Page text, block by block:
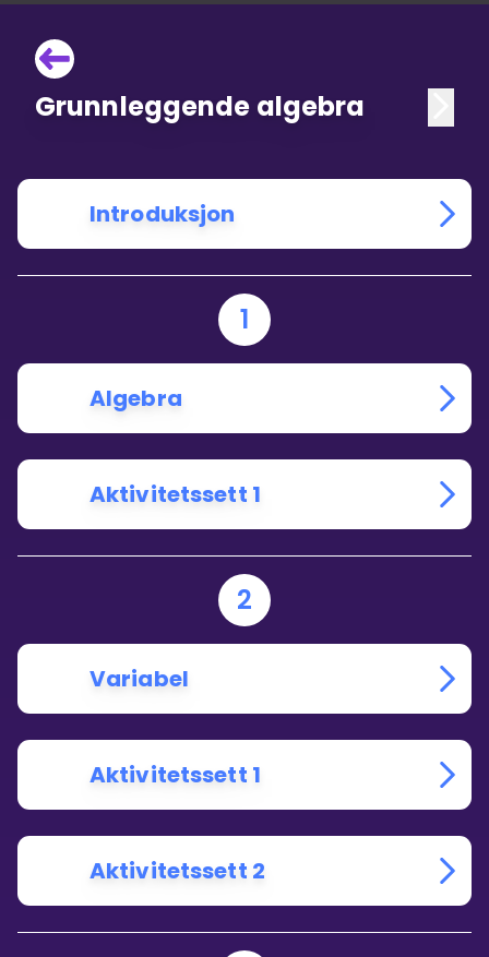
Grunnleggende algebra
Introduksjon
1
Algebra
Aktivitetssett 1
2
Variabel
Aktivitetssett 1
Aktivitetssett 2